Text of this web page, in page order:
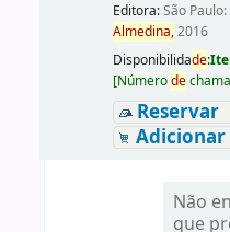
Editora:São Paulo:
Almedina,2016
Disponibilidade:
[Númerode
Reservar
Adicionar
Não
que